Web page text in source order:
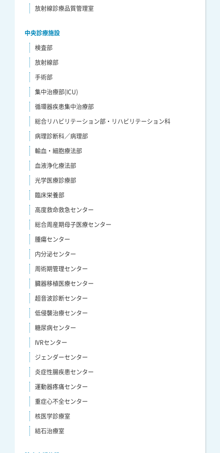
放射線診療品質管理室
中央診療施設
検査部
放射線部
手術部
集中治療部(ICU)
循環器疾患集中治療部
総合リハビリテーション部・リハビリテーション科
病理診断科／病理部
輸血・細胞療法部
血液浄化療法部
光学医療診療部
臨床栄養部
高度救命救急センター
総合周産期母子医療センター
腫瘍センター
内分泌センター
周術期管理センター
臓器移植医療センター
超音波診断センター
低侵襲治療センター
糖尿病センター
IVRセンター
ジェンダーセンター
炎症性腸疾患センター
運動器疼痛センター
重症心不全センター
核医学診療室
結石治療室